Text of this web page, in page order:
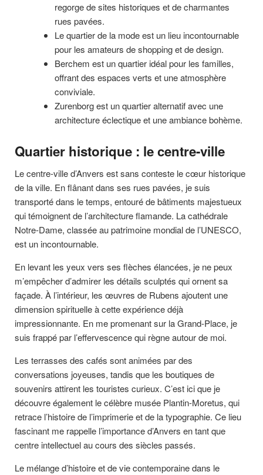
regorge de sites historiques et de charmantes
rues pavées.
Le quartier de la mode est un lieu incontournable
pour les amateurs de shopping et de design.
Berchem est un quartier idéal pour les familles,
offrant des espaces verts et une atmosphère
conviviale.
Zurenborg est un quartier alternatif avec une
architecture éclectique et une ambiance bohème.
Quartier historique : le centre-ville
Le centre-ville d’Anvers est sans conteste le cœur historique
de la ville. En flânant dans ses rues pavées, je suis
transporté dans le temps, entouré de bâtiments majestueux
qui témoignent de l’architecture flamande. La cathédrale
Notre-Dame, classée au patrimoine mondial de l’UNESCO,
est un incontournable.
En levant les yeux vers ses flèches élancées, je ne peux
m’empêcher d’admirer les détails sculptés qui ornent sa
façade. À l’intérieur, les œuvres de Rubens ajoutent une
dimension spirituelle à cette expérience déjà
impressionnante. En me promenant sur la Grand-Place, je
suis frappé par l’effervescence qui règne autour de moi.
Les terrasses des cafés sont animées par des
conversations joyeuses, tandis que les boutiques de
souvenirs attirent les touristes curieux. C’est ici que je
découvre également le célèbre musée Plantin-Moretus, qui
retrace l’histoire de l’imprimerie et de la typographie. Ce lieu
fascinant me rappelle l’importance d’Anvers en tant que
centre intellectuel au cours des siècles passés.
Le mélange d’histoire et de vie contemporaine dans le